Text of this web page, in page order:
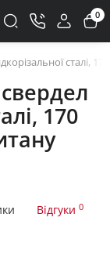
0
сталі,
170
Відгуки 0